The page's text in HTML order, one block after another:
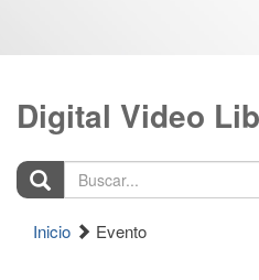
Digital Video
Buscar...
Inicio Evento